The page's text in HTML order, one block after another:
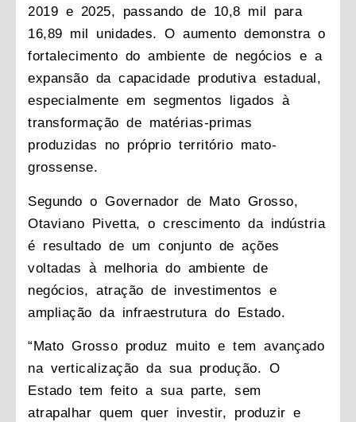
2019 e 2025, passando de 10,8 mil para
16,89 mil unidades. O aumento demonstra o
fortalecimento do ambiente de negócios e a
expansão da capacidade produtiva estadual,
especialmente em segmentos ligados à
transformação de matérias-primas
produzidas no próprio território mato-
grossense.
Segundo o Governador de Mato Grosso,
Otaviano Pivetta, o crescimento da indústria
é resultado de um conjunto de ações
voltadas à melhoria do ambiente de
negócios, atração de investimentos e
ampliação da infraestrutura do Estado.
“Mato Grosso produz muito e tem avançado
na verticalização da sua produção. O
Estado tem feito a sua parte, sem
atrapalhar quem quer investir, produzir e